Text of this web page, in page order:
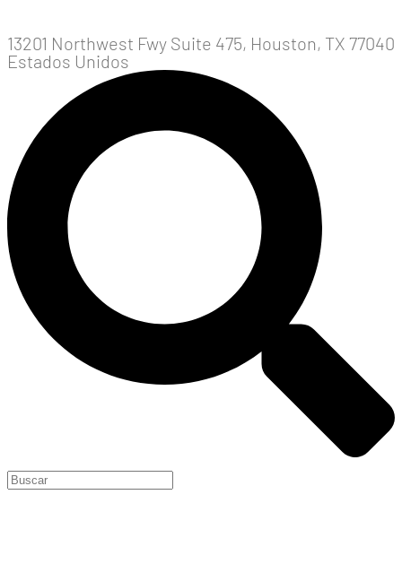
13201 Northwest Fwy Suite 475, Houston, TX 77040
Estados Unidos